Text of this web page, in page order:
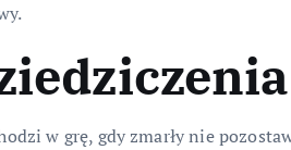
w grę, gdy zmarły nie